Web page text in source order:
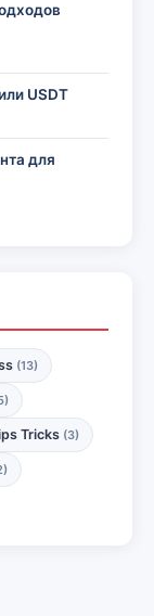
USDT
для
(13)
Tricks (3)